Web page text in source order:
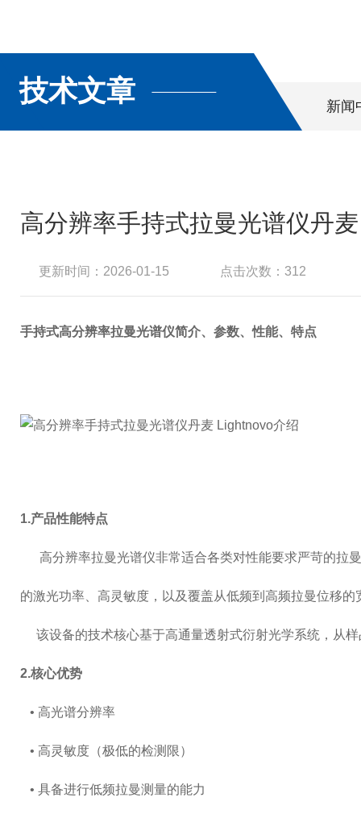
技术文章 新闻
高分辨率手持式拉曼光谱仪丹
更新时间：2026-01-15 点击次数：312
手持式高分辨率拉曼光谱仪简介、参数、性能、特点
1.产品性能特点
高分辨率拉曼光谱仪非常适合各类对性能要求严苛的拉
的激光功率、高灵敏度，以及覆盖从低频到高频拉曼位移的
该设备的技术核心基于高通量透射式衍射光学系统，从
2.核心优势
• 高光谱分辨率
• 高灵敏度（极低的检测限）
• 具备进行低频拉曼测量的能力